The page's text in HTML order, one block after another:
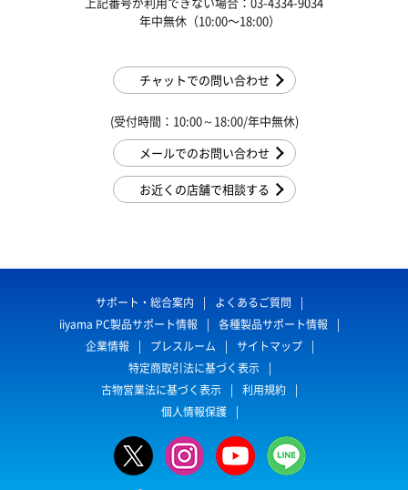
年中無休（10:00〜18:00）
チャットでの問い合わせ
(受付時間：10:00～18:00/年中無休)
メールでのお問い合わせ
お近くの店舗で相談する
サポート・総合案内
よくあるご質問
iiyama PC製品サポート情報
各種製品サポート情報
企業情報
プレスルーム
サイトマップ
特定商取引法に基づく表示
古物営業法に基づく表示
利用規約
個人情報保護